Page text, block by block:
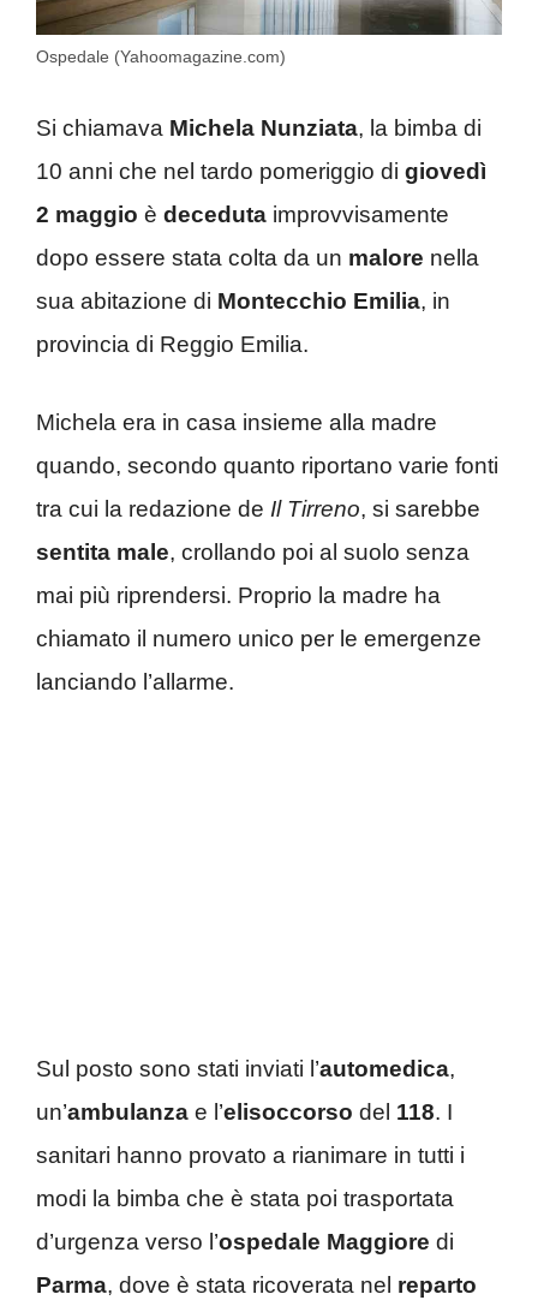
Ospedale (Yahoomagazine.com)
Si chiamava Michela Nunziata, la bimba di
10 anni che nel tardo pomeriggio di giovedì
2 maggio è deceduta improvvisamente
dopo essere stata colta da un malore nella
sua abitazione di Montecchio Emilia, in
provincia di Reggio Emilia.
Michela era in casa insieme alla madre
quando, secondo quanto riportano varie fonti
tra cui la redazione de Il Tirreno, si sarebbe
sentita male, crollando poi al suolo senza
mai più riprendersi. Proprio la madre ha
chiamato il numero unico per le emergenze
lanciando l’allarme.
Sul posto sono stati inviati l’automedica,
un’ambulanza e l’elisoccorso del 118. I
sanitari hanno provato a rianimare in tutti i
modi la bimba che è stata poi trasportata
d’urgenza verso l’ospedale Maggiore di
Parma, dove è stata ricoverata nel reparto